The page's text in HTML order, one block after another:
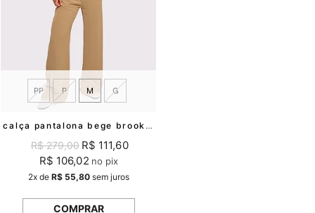
calça pantalona bege brooklyn mundo lolita
PP P M G
R$ 279,00 R$ 111,60
R$ 106,02 no pix
2xde R$ 55,80sem juros
COMPRAR